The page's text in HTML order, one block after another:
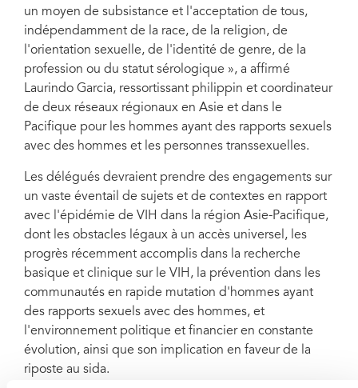
un moyen de subsistance et l'acceptation de tous,
indépendamment de la race, de la religion, de
l'orientation sexuelle, de l'identité de genre, de la
profession ou du statut sérologique », a affirmé
Laurindo Garcia, ressortissant philippin et coordinateur
de deux réseaux régionaux en Asie et dans le
Pacifique pour les hommes ayant des rapports sexuels
avec des hommes et les personnes transsexuelles.
Les délégués devraient prendre des engagements sur
un vaste éventail de sujets et de contextes en rapport
avec l'épidémie de VIH dans la région Asie-Pacifique,
dont les obstacles légaux à un accès universel, les
progrès récemment accomplis dans la recherche
basique et clinique sur le VIH, la prévention dans les
communautés en rapide mutation d'hommes ayant
des rapports sexuels avec des hommes, et
l'environnement politique et financier en constante
évolution, ainsi que son implication en faveur de la
riposte au sida.